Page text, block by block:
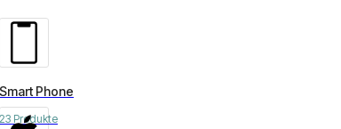
Smart Phone
23 Produkte